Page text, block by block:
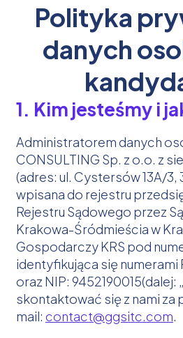
Polityka
danych
1. Kim jesteśmy i
Administratorem danych
CONSULTING Sp. z o.o. z
(adres: ul. Cystersów 13A/3,
wpisana do rejestru
Rejestru Sądowego przez
Krakowa-Śródmieścia w
Gospodarczy KRS pod
identyfikująca się numerami
oraz NIP: 9452190015(dalej:
skontaktować się z nami
mail: contact@ggsitc.com.